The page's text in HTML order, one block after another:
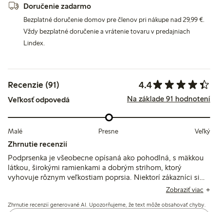
Doručenie zadarmo
Bezplatné doručenie domov pre členov pri nákupe nad 29,99 €.
Vždy bezplatné doručenie a vrátenie tovaru v predajniach
Lindex.
Recenzie (91) 4.4
Veľkosť odpovedá Na základe 91 hodnotení
Malé Presne Veľký
Zhrnutie recenzií
Podprsenka je všeobecne opísaná ako pohodlná, s mäkkou
látkou, širokými ramienkami a dobrým strihom, ktorý
vyhovuje rôznym veľkostiam poprsia. Niektorí zákazníci si
všimli mierne roztiahnutie po nosení a občasné nepohodlie
poskytuje bezdrôtovú podporu a lichotivý tvar.
Zobraziť viac
Zhrnutie recenzií generované AI. Upozorňujeme, že text môže obsahovať chyby.